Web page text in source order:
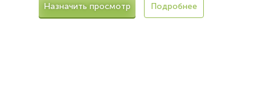
Назначить просмотр Подробнее